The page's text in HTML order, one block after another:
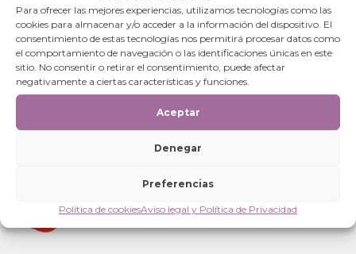
Para ofrecer las mejores experiencias, utilizamos tecnologías como las
cookies para almacenar y/o acceder a la información del dispositivo. El
consentimiento de estas tecnologías nos permitirá procesar datos como
el comportamiento de navegación o las identificaciones únicas en este
sitio. No consentir o retirar el consentimiento, puede afectar
negativamente a ciertas características y funciones.
Aceptar
Denegar
Preferencias
Política de cookiesAviso legal y Política de Privacidad